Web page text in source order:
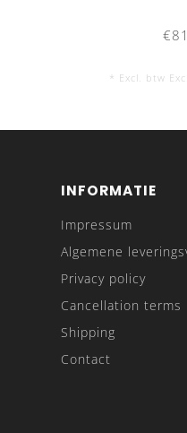
* Excl. btw
INFORMATIE
Impressum
Algemene
Privacy policy
Cancellation terms
Shipping
Contact